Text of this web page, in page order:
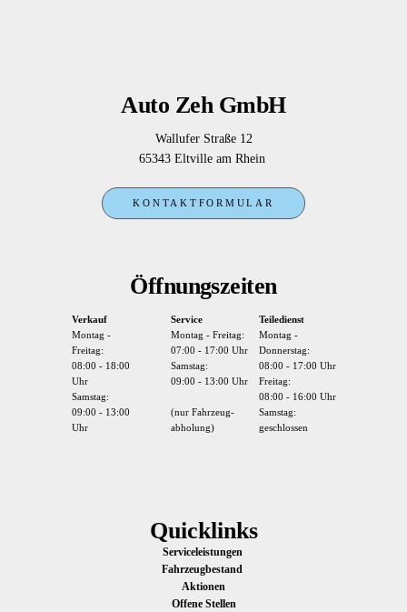
Auto Zeh GmbH
Wallufer Straße 12
65343 Eltville am Rhein
KONTAKTFORMULAR
Öffnungszeiten
Verkauf
Montag -
Freitag:
08:00 - 18:00
Uhr
Samstag:
09:00 - 13:00
Uhr
Service
Montag - Freitag:
07:00 - 17:00 Uhr
Samstag:
09:00 - 13:00 Uhr
(nur Fahrzeug-
abholung)
Teiledienst
Montag -
Donnerstag:
08:00 - 17:00 Uhr
Freitag:
08:00 - 16:00 Uhr
Samstag:
geschlossen
Quicklinks
Serviceleistungen
Fahrzeugbestand
Aktionen
Offene Stellen